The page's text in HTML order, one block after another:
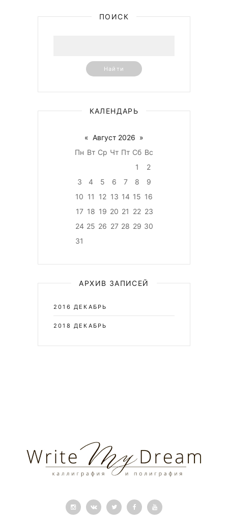
ПОИСК
КАЛЕНДАРЬ
« Август 2026 »
Пн Вт Ср Чт Пт Сб Вс
1
2
3
4 5 6 7 8
9
10 11 12 13 14 15 16
17 18 19 20 21 22 23
24 25 26 27 28 29 30
31
АРХИВ ЗАПИСЕЙ
2016 ДЕКАБРЬ
2018 ДЕКАБРЬ